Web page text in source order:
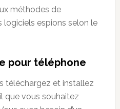
méthodes de
espions selon le
pour téléphone
téléchargez et installez
que vous souhaitez